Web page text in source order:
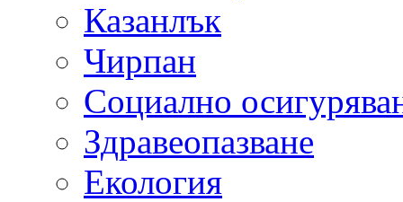
Казанлък
Чирпан
Социално
Здравеопазване
Екология